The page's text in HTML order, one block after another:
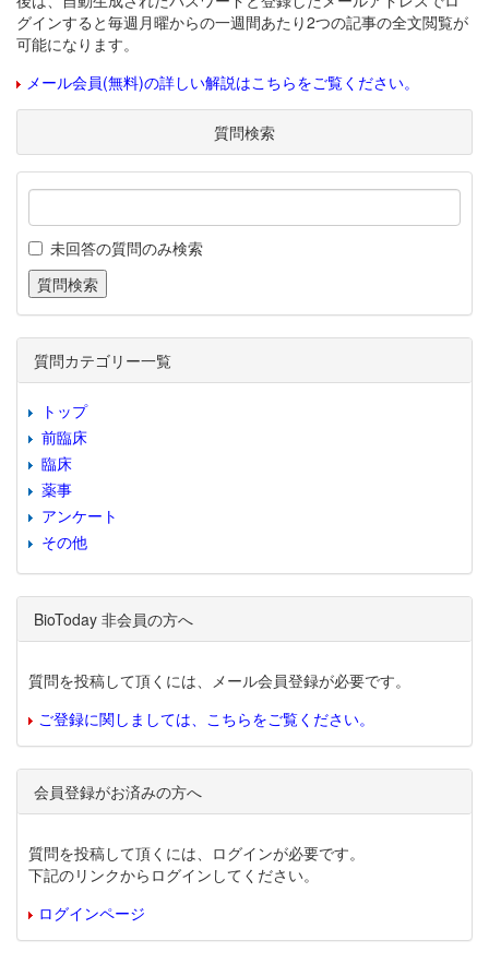
グインすると毎週月曜からの一週間あたり2つの記事の全文閲覧が
可能になります。
メール会員(無料)の詳しい解説はこちらをご覧ください。
質問検索
未回答の質問のみ検索
質問カテゴリー一覧
トップ
前臨床
臨床
薬事
アンケート
その他
BioToday 非会員の方へ
質問を投稿して頂くには、メール会員登録が必要です。
ご登録に関しましては、こちらをご覧ください。
会員登録がお済みの方へ
質問を投稿して頂くには、ログインが必要です。
下記のリンクからログインしてください。
ログインページ